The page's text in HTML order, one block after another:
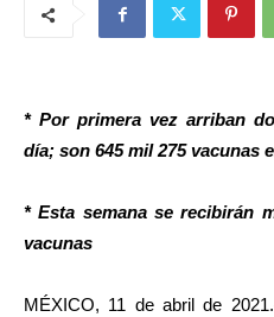
* Por primera vez arriban
día; son 645 mil 275 vacunas
* Esta semana se recibirán
vacunas
MÉXICO, 11 de abril de